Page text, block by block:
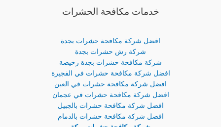
خدمات مكافحة الحشرات
افضل شركة مكافحة حشرات بجدة
شركة رش حشرات بجدة
شركة مكافحة حشرات بجدة رخيصة
افضل شركة مكافحة حشرات في الفجيرة
افضل شركة مكافحة حشرات في العين
افضل شركة مكافحة حشرات في عجمان
افضل شركة مكافحة حشرات بالجبيل
افضل شركة مكافحة حشرات بالدمام